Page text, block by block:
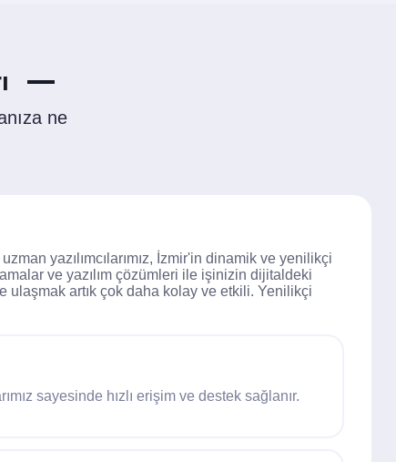
ne
yazılımcılarımız, İzmir'in dinamik ve yenilikçi
ve yazılım çözümleri ile işinizin dijitaldeki
ulaşmak artık çok daha kolay ve etkili. Yenilikçi
sayesinde hızlı erişim ve destek sağlanır.